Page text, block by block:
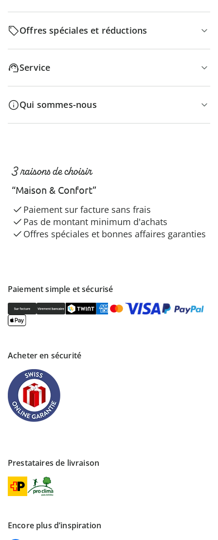
Offres spéciales et réductions
Service
Qui sommes-nous
Paiement simple et sécurisé
Acheter en sécurité
Prestataires de livraison
Encore plus d’inspiration
3 raisons de choisir
“Maison & Confort”
Paiement sur facture sans frais
Pas de montant minimum d'achats
Offres spéciales et bonnes affaires garanties